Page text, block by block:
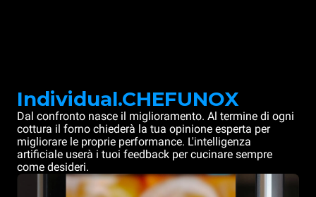
Individual.CHEFUNOX
Dal confronto nasce il miglioramento. Al termine di ogni
cottura il forno chiederà la tua opinione esperta per
migliorare le proprie performance. L'intelligenza
artificiale userà i tuoi feedback per cucinare sempre
come desideri.